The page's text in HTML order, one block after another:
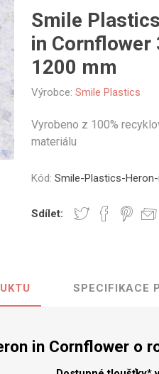
Vlhkuodolné
dekory
HPL
dekory
Smile
in Cornflower
1200 mm
Výrobce: Smile Plastics
Vyrobeno z 100%
materiálu
Kód: Smile-Plastics-
Sdílet:
SPECIFIKACE
in Cornflower o